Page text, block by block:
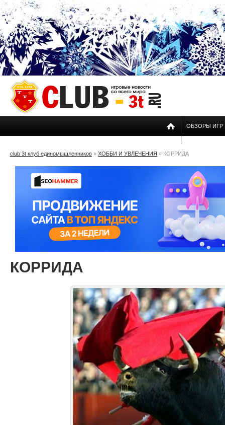
ОБЗОРЫ ИГР
club 3t клуб единомышленников » ХОББИ И УВЛЕЧЕНИЯ » КОРРИДА
КОРРИДА